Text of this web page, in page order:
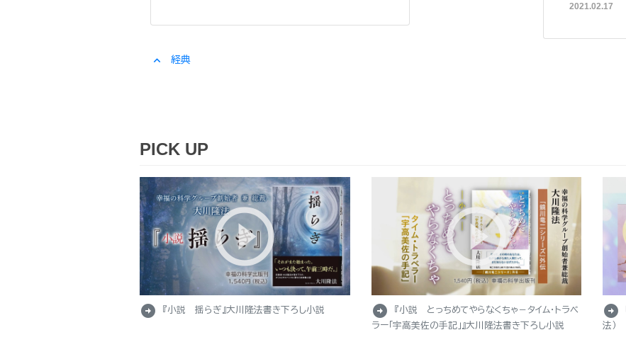
2021.02.17
expand_less 経典
PICK UP
arrow_circle_right 『小説 揺らぎ』大川隆法書き下ろし小説 arrow_circle_right
『小説 とっちめてやらなくちゃ－タイム・トラベ
ラー「宇高美佐の手記」』大川隆法書き下ろし小説
arrow_circle_right
法）